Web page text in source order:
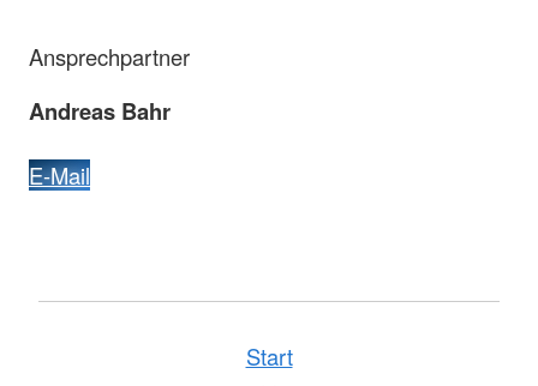
Ansprechpartner
Andreas Bahr
E-Mail
Start